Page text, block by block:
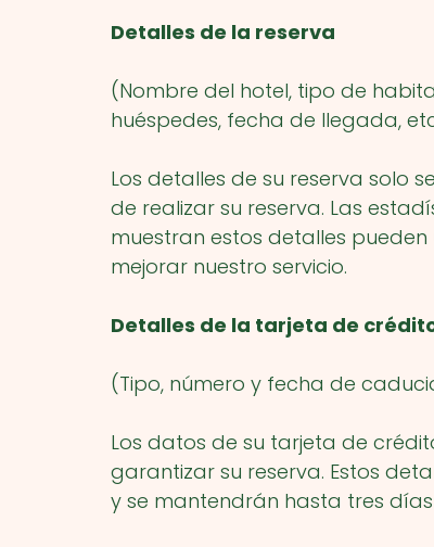
Detalles de la reserva
(Nombre del hotel, tipo de
huéspedes, fecha de llegada,
Los detalles de su reserva solo
de realizar su reserva. Las
muestran estos detalles
mejorar nuestro servicio.
Detalles de la tarjeta de
(Tipo, número y fecha de
Los datos de su tarjeta de
garantizar su reserva. Estos
y se mantendrán hasta tres